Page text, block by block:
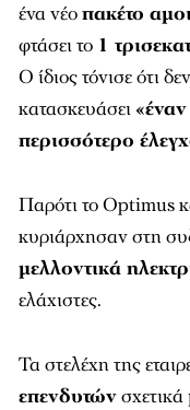
ένα νέοπακέτο
φτάσει το 1
Ο ίδιος τόνισε ότι
κατασκευάσει
περισσότερο
Παρότι το Optimus
κυριάρχησαν στη
μελλοντικά
ελάχιστες.
Τα στελέχη της
επενδυτών